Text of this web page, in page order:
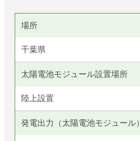
場所
千葉県
太陽電池モジュール設置場所
陸上設置
発電出力（太陽電池モジュール）